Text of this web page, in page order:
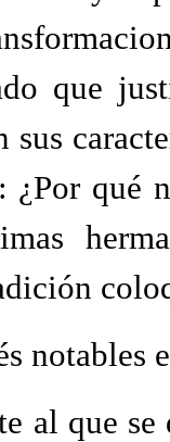
que
sus
qué
notables
al que